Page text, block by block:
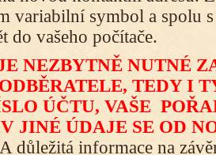
variabilní symbol a spolu
do vašeho počítače.
NEZBYTNĚ NUTNÉ
TEDY I
ÚČTU, VAŠE
JINÉ ÚDAJE SE OD
důležitá informace na